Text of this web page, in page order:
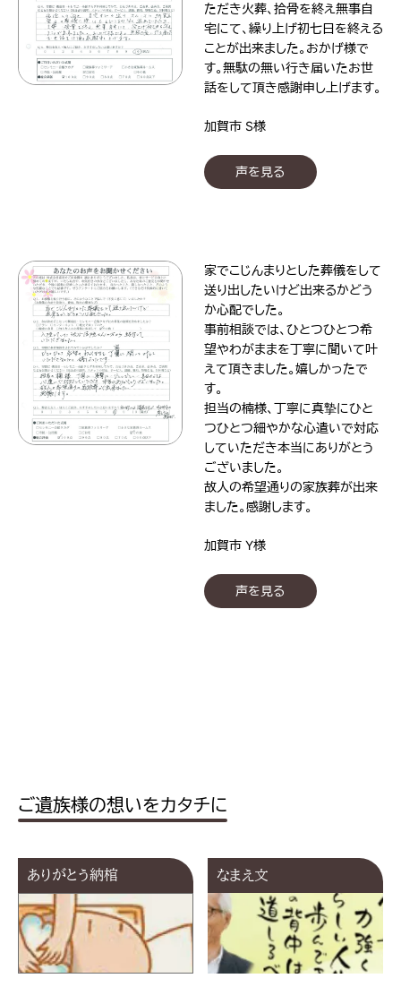
ただき火葬、拾骨を終え無事自
宅にて、繰り上げ初七日を終える
ことが出来ました。おかげ様で
す。無駄の無い行き届いたお世
話をして頂き感謝申し上げます。
加賀市 S様
声を見る
家でこじんまりとした葬儀をして
送り出したいけど出来るかどう
か心配でした。
事前相談では、ひとつひとつ希
望やわがままを丁寧に聞いて叶
えて頂きました。嬉しかったで
す。
担当の楠様、丁寧に真摯にひと
つひとつ細やかな心遣いで対応
していただき本当にありがとう
ございました。
故人の希望通りの家族葬が出来
ました。感謝します。
加賀市 Y様
声を見る
ご遺族様の想いをカタチに
ありがとう納棺 なまえ文